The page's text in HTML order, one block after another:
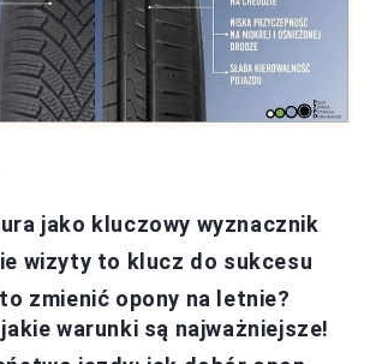
jako kluczowy wyznacznik
wizyty to klucz do sukcesu
zmienić opony na letnie?
warunki są najważniejsze!